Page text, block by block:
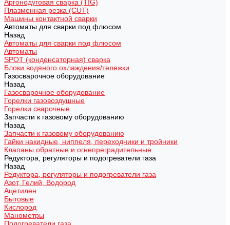
Аргонодуговая сварка (TIG)
Плазменная резка (CUT)
Машины контактной сварки
Автоматы для сварки под флюсом
Назад
Автоматы для сварки под флюсом
Автоматы
SPOT (конденсаторная) сварка
Блоки водяного охлаждения/тележки
Газосварочное оборудование
Назад
Газосварочное оборудование
Горелки газовоздушные
Горелки сварочные
Запчасти к газовому оборудованию
Назад
Запчасти к газовому оборудованию
Гайки накидные, ниппеля, переходники и тройники
Клапаны обратные и огнепреградительные
Редуктора, регуляторы и подогреватели газа
Назад
Редуктора, регуляторы и подогреватели газа
Азот, Гелий, Водород
Ацетилен
Бытовые
Кислород
Манометры